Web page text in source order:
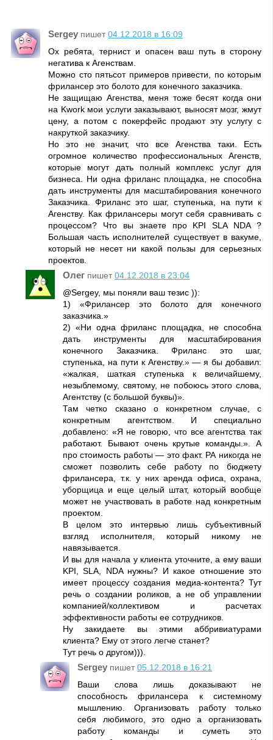
Sergey пишет 04.12.2018 в 16:09
Ох ребята, тернист и опасен ваш путь в сторону
негатива к Агенствам.
Можно сто пятьсот примеров привести, по которым
фрилансер это болото для конечного заказчика.
Не защищаю Агенства, меня тоже бесят когда они
на Kwork мои услуги заказывают, выносят мозг, жмут
цену, а потом с покерфейс продают эту услугу с
накруткой заказчику.
Но это не значит, что все Агенства таки. Есть
огромное количество профессиональных Агенств,
которые могут дать полный комплекс услуг для
бизнеса. Ни одна фриланс площадка, не способна
дать инструменты для масштабирования конечного
Заказчика. Фриланс это шаг, ступенька, на пути к
Агенству. Как фрилансеры могут себя сравнивать с
процессом? Что вы знаете про KPI SLA NDA ?
Большая часть исполнителей существует в вакуме,
который не несет ни какой пользы для серьезных
проектов.
Олег пишет 04.12.2018 в 23:04
@Sergey, мы поняли ваш тезис )):
1) «Фрилансер это болото для конечного
заказчика.»
2) «Ни одна фриланс площадка, не способна
дать инструменты для масштабирования
конечного Заказчика. Фриланс это шаг,
ступенька, на пути к Агенству.» — я бы добавил:
«жалкая, шаткая ступенька к величайшему,
незыблемому, святому, не побоюсь этого слова,
Агентству (с большой буквы)».
Там четко сказано о конкретном случае, с
конкретным агентством. И специально
добавлено: «Я не говорю, что все агентства так
работают. Бывают очень крутые команды.». А
про стоимость работы — это факт. РА никогда не
сможет позволить себе работу по бюджету
фрилансера, т.к. у них аренда офиса, охрана,
уборщица и еще целый штат, который вообще
может не участвовать в работе над конкретным
проектом.
В целом это интервью лишь субъективный
взгляд исполнителя, который никому не
навязывается.
И вы для начала у клиента уточните, а ему ваши
KPI, SLA, NDA нужны? И какое отношение это
имеет процессу создания медиа-контента? Тут
речь о создании роликов, а не об управлении
компанией/коллективом и расчетах
эффективности работы ее сотрудников.
Ну закидаете вы этими аббривиатурами
клиента? Ему от этого легче станет?
Тут речь о другом))).
Sergey пишет 05.12.2018 в 16:21
Ваши слова лишь доказывают не
способность фрилансера к системному
мышлению. Организовать работу только
себя любимого, это одно а организовать
работу команды и суметь это